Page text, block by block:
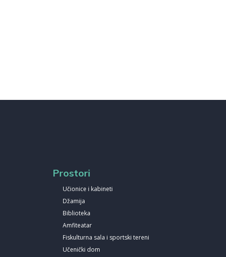
Prostori
Učionice i kabineti
Džamija
Biblioteka
Amfiteatar
Fiskulturna sala i sportski tereni
Učenički dom